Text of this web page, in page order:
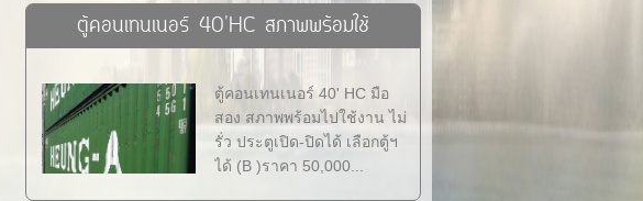
ตู้คอนเทนเนอร์ 40'HC สภาพพร้อมใช้
ตู้คอนเทนเนอร์ 40' HC มือ
สอง สภาพพร้อมไปใช้งาน ไม่
รั่ว ประตูเปิด-ปิดได้ เลือกตู้ฯ
ได้ (B )ราคา 50,000...